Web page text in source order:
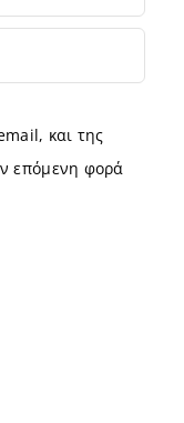
και της
επόμενη φορά